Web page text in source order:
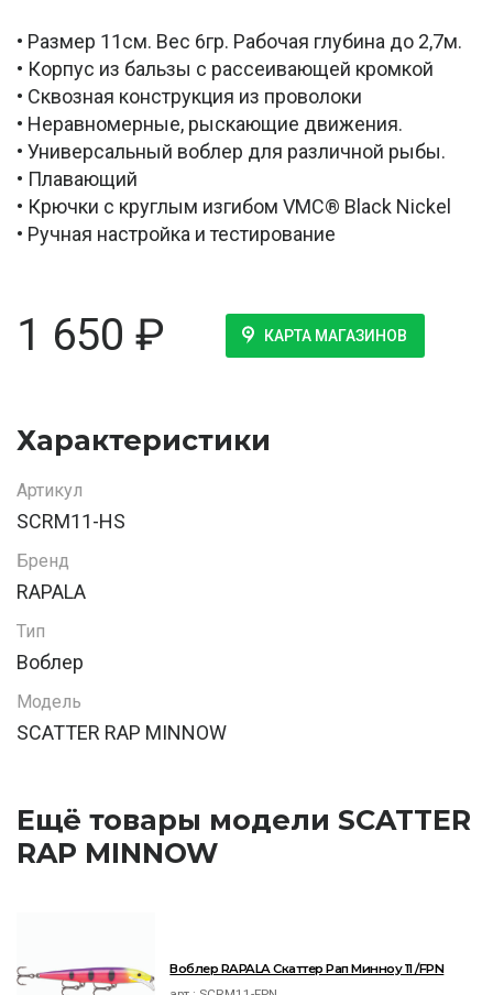
• Размер 11см. Вес 6гр. Рабочая глубина до 2,7м.
• Корпус из бальзы с рассеивающей кромкой
• Сквозная конструкция из проволоки
• Неравномерные, рыскающие движения.
• Универсальный воблер для различной рыбы.
• Плавающий
• Крючки с круглым изгибом VMC® Black Nickel
• Ручная настройка и тестирование
1 650 ₽ КАРТА МАГАЗИНОВ
Характеристики
Артикул
SCRM11-HS
Бренд
RAPALA
Тип
Воблер
Модель
SCATTER RAP MINNOW
Ещё товары модели SCATTER
RAP MINNOW
Воблер RAPALA Скаттер Рап Минноу 11 /FPN